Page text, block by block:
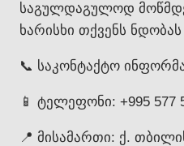
საგულდაგულოდ
ხარისხი თქვენს ნდობას
📞 საკონტაქტო
📱 ტელეფონი: +995 577
📍 მისამართი: ქ.